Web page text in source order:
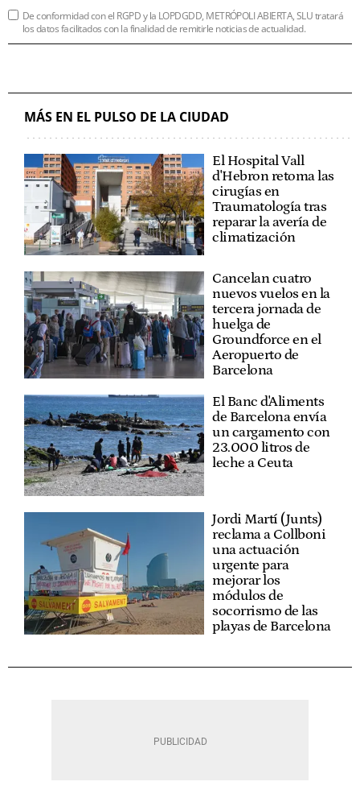
De conformidad con el RGPD y la LOPDGDD, METRÓPOLI ABIERTA, SLU tratará
los datos facilitados con la finalidad de remitirle noticias de actualidad.
MÁS EN EL PULSO DE LA CIUDAD
El Hospital Vall
d'Hebron retoma las
cirugías en
Traumatología tras
reparar la avería de
climatización
Cancelan cuatro
nuevos vuelos en la
tercera jornada de
huelga de
Groundforce en el
Aeropuerto de
Barcelona
El Banc d'Aliments
de Barcelona envía
un cargamento con
23.000 litros de
leche a Ceuta
Jordi Martí (Junts)
reclama a Collboni
una actuación
urgente para
mejorar los
módulos de
socorrismo de las
playas de Barcelona